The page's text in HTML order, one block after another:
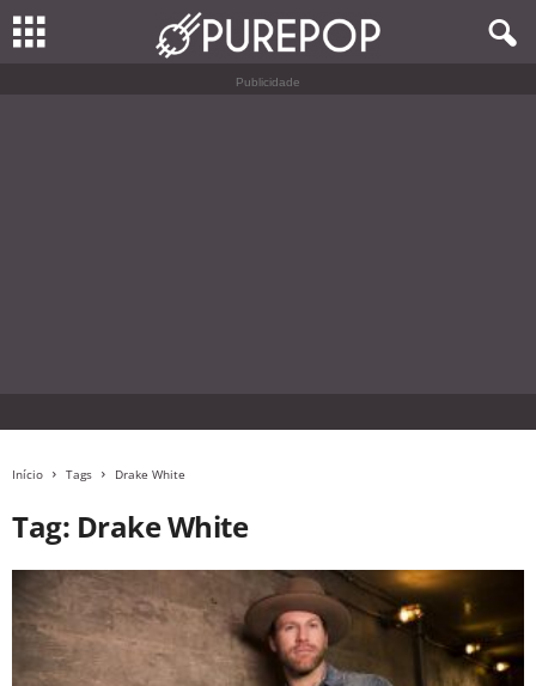
Publicidade
Início Tags Drake White
Tag: Drake White